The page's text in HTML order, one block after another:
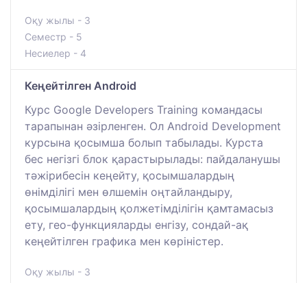
Оқу жылы - 3
Семестр - 5
Несиелер - 4
Кеңейтілген Android
Курс Google Developers Training командасы
тарапынан әзірленген. Ол Android Development
курсына қосымша болып табылады. Курста
бес негізгі блок қарастырылады: пайдаланушы
тәжірибесін кеңейту, қосымшалардың
өнімділігі мен өлшемін оңтайландыру,
қосымшалардың қолжетімділігін қамтамасыз
ету, гео-функцияларды енгізу, сондай-ақ
кеңейтілген графика мен көріністер.
Оқу жылы - 3